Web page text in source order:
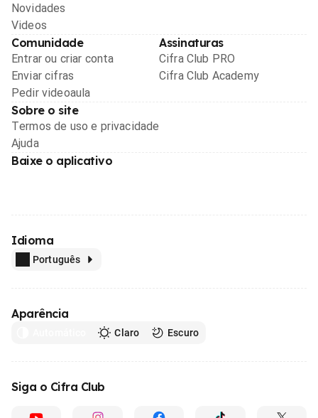
Novidades
Videos
Comunidade
Entrar ou criar conta
Enviar cifras
Pedir videoaula
Assinaturas
Cifra Club PRO
Cifra Club Academy
Sobre o site
Termos de uso e privacidade
Ajuda
Baixe o aplicativo
Idioma
Português
Aparência
Claro Escuro
Siga o Cifra Club